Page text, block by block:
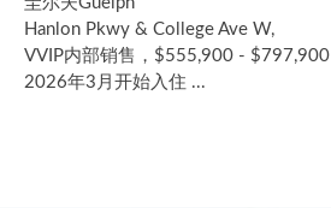
Hanlon Pkwy & College Ave W,
VVIP内部销售，$555,900 - $797,900
2026年3月开始入住 ...